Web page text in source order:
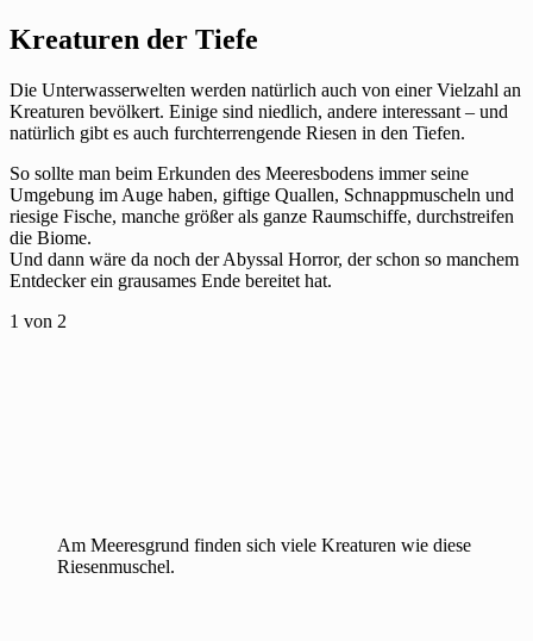
Kreaturen der Tiefe
Die Unterwasserwelten werden natürlich auch von einer Vielzahl an
Kreaturen bevölkert. Einige sind niedlich, andere interessant – und
natürlich gibt es auch furchterrengende Riesen in den Tiefen.
So sollte man beim Erkunden des Meeresbodens immer seine
Umgebung im Auge haben, giftige Quallen, Schnappmuscheln und
riesige Fische, manche größer als ganze Raumschiffe, durchstreifen
die Biome.
Und dann wäre da noch der Abyssal Horror, der schon so manchem
Entdecker ein grausames Ende bereitet hat.
1 von 2
Am Meeresgrund finden sich viele Kreaturen wie diese
Riesenmuschel.